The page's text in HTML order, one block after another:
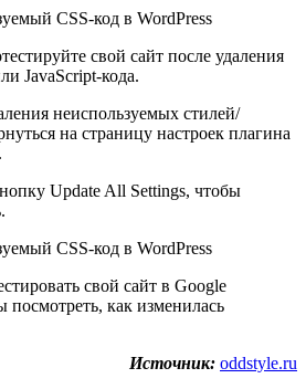
свой сайт после удаления
JavaScript-кода.
неиспользуемых стилей/
на страницу настроек плагина
Update All Settings, чтобы
свой сайт в Google
посмотреть, как изменилась
Источник: oddstyle.ru